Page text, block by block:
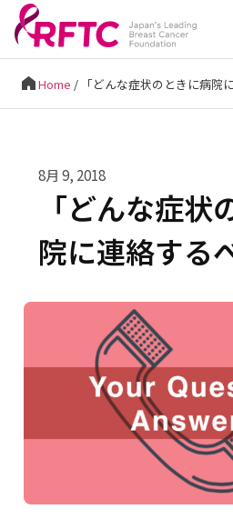
Home / 「どんな症状のときに病院
8月 9, 2018
「どんな症状
院に連絡する